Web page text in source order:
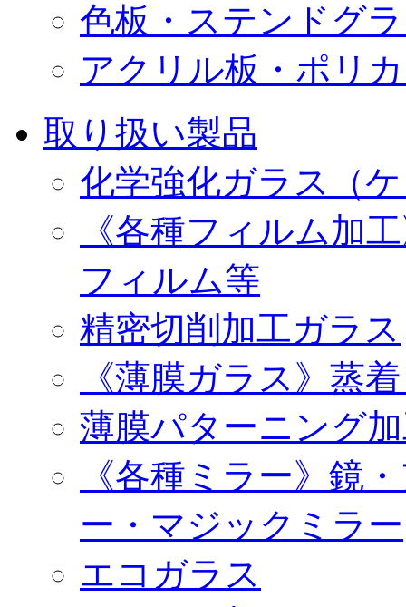
色板・ステンドグ
アクリル板・ポリ
取り扱い製品
化学強化ガラス（
《各種フィルム加
フィルム等
精密切削加工ガラス
《薄膜ガラス》蒸
薄膜パターニング
《各種ミラー》鏡
ー・マジックミラー
エコガラス